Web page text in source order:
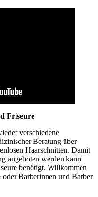
Friseure
verschiedene
Beratung über
Haarschnitten. Damit
angeboten werden kann,
benötigt. Willkommen
Barberinnen und Barber